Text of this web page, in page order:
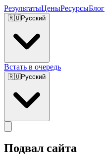
РезультатыЦеныРесурсыБлог
🇷🇺Русский
Встать в очередь
🇷🇺Русский
Подвал сайта